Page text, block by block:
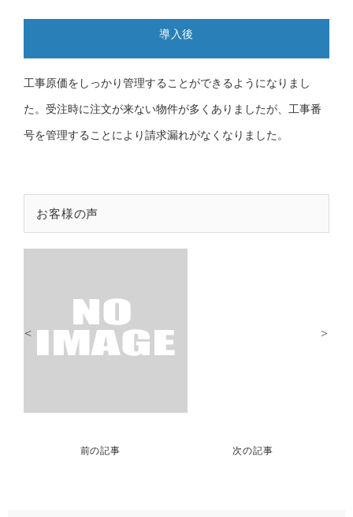
導入後
工事原価をしっかり管理することができるようになりまし
た。受注時に注文が来ない物件が多くありましたが、工事番
号を管理することにより請求漏れがなくなりました。
お客様の声